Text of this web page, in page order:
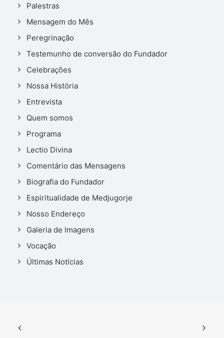
Palestras
Mensagem do Mês
Peregrinação
Testemunho de conversão do Fundador
Celebrações
Nossa História
Entrevista
Quem somos
Programa
Lectio Divina
Comentário das Mensagens
Biografia do Fundador
Espiritualidade de Medjugorje
Nosso Endereço
Galeria de Imagens
Vocação
Últimas Notícias